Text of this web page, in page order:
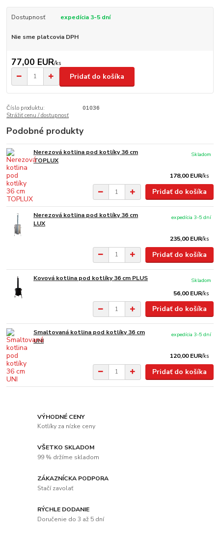
Dostupnosť expedícia 3-5 dní
Nie sme platcovia DPH
77,00 EUR/ks
Pridať do košíka
Číslo produktu:
01036
Strážiť cenu / dostupnosť
Podobné produkty
Nerezová kotlina pod kotlíky 36 cm
TOPLUX
178,00 EUR/ks
Skladom
Pridať do košíka
Nerezová kotlina pod kotlíky 36 cm
LUX
235,00 EUR/ks
expedícia 3-5 dní
Pridať do košíka
Kovová kotlina pod kotlíky 36 cm PLUS
56,00 EUR/ks
Skladom
Pridať do košíka
Smaltovaná kotlina pod kotlíky 36 cm
UNI
120,00 EUR/ks
expedícia 3-5 dní
Pridať do košíka
VÝHODNÉ CENY
Kotlíky za nízke ceny
VŠETKO SKLADOM
99 % držíme skladom
ZÁKAZNÍCKA PODPORA
Stačí zavolať
RÝCHLE DODANIE
Doručenie do 3 až 5 dní